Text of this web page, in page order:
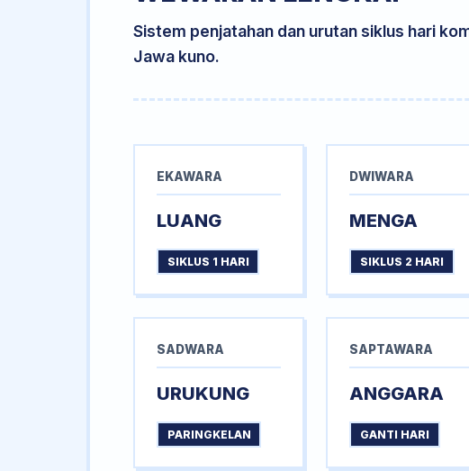
Sistem penjatahan dan urutan siklus hari
Jawa kuno.
EKAWARA
LUANG
SIKLUS 1 HARI
DWIWARA
MENGA
SIKLUS 2 HARI
SADWARA
URUKUNG
PARINGKELAN
SAPTAWARA
ANGGARA
GANTI HARI